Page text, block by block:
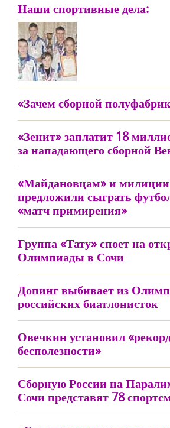
Наши спортивные дела:
«Зачем сборной
«Зенит» заплатит 18
за нападающего сборной
«Майдановцам» и милиции
предложили сыграть
«матч примирения»
Группа «Тату» споет на
Олимпиады в Сочи
Допинг выбивает из
российских биатлонисток
Овечкин установил
бесполезности»
Сборную России на
Сочи представят 78